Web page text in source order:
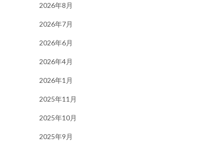
2026年8月
2026年7月
2026年6月
2026年4月
2026年1月
2025年11月
2025年10月
2025年9月